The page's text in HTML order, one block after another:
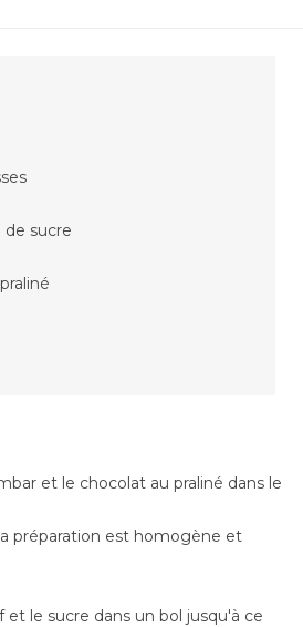
de sucre
et le chocolat au praliné dans le
préparation est homogène et
le sucre dans un bol jusqu'à ce